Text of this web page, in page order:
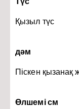
Қызыл түс
дәм
Піскен қызанақ
Өлшемі см